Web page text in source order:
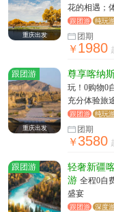
重庆出发
花的相遇；
跟团游 纯玩
团期
￥1980
跟团游
重庆出发
尊享喀纳
玩！0购物0
充分体验旅
跟团游 纯玩
团期
￥3580
跟团游
轻奢新疆
游 全程0自
盛宴
跟团游 深度